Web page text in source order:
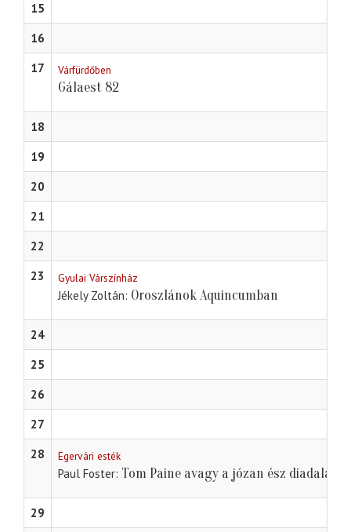
15
16
17
Várfürdőben
Gálaest 82
18
19
20
21
22
23
Gyulai Várszínház
Jékely Zoltán Oroszlánok Aquincumban
24
25
26
27
28
Egervári esték
Paul Foster Tom Paine avagy a józan ész diadala
29